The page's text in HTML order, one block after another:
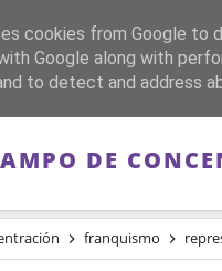
PORTADA
DE
franquismo
cookies from Google to
Google along with
to detect and address